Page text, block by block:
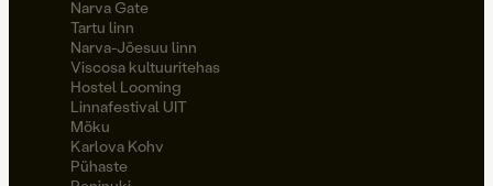
Narva Gate
Tartu linn
Narva-Jõesuu linn
Viscosa kultuuritehas
Hostel Looming
Linnafestival UIT
Möku
Karlova Kohv
Pühaste